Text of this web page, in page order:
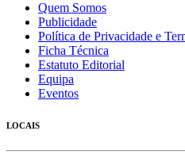
Quem Somos
Publicidade
Política de Privacidade e
Ficha Técnica
Estatuto Editorial
Equipa
Eventos
LOCAIS